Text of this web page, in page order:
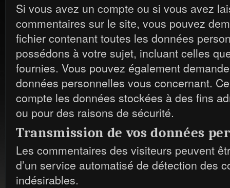
Si vous avez un compte ou si vous avez
commentaires sur le site, vous pouvez
fichier contenant toutes les données
possédons à votre sujet, incluant celles
fournies. Vous pouvez également
données personnelles vous concernant.
compte les données stockées à des fins
ou pour des raisons de sécurité.
Transmission de vos données
Les commentaires des visiteurs peuvent
d’un service automatisé de détection des
indésirables.